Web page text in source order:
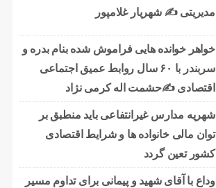
مدیریتی ✍ شهریار غلامپور
خواهر خوانده هایی فراموش شده بنام بدره و
سربندر با ۶۰ سال روابط عمیق اجتماعی
اقتصادی ✍حشمت اله کرمی نژاد
شهریه مدارس غیرانتفاعی باید منطبق بر
توان مالی خانواده ها و شرایط اقتصادی
کشور تعین گردد
وداع با آقای شهید و پیمانی برای تداوم مسیر